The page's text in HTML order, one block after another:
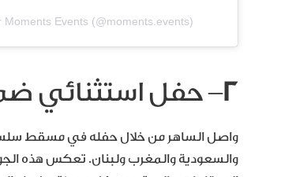
Events (@moments.events)
٢– حفل استثنائي
واصل الساهر من خلال حفله في مسقط سلسلة
والسعودية والمغرب ولبنان. تعكس هذه